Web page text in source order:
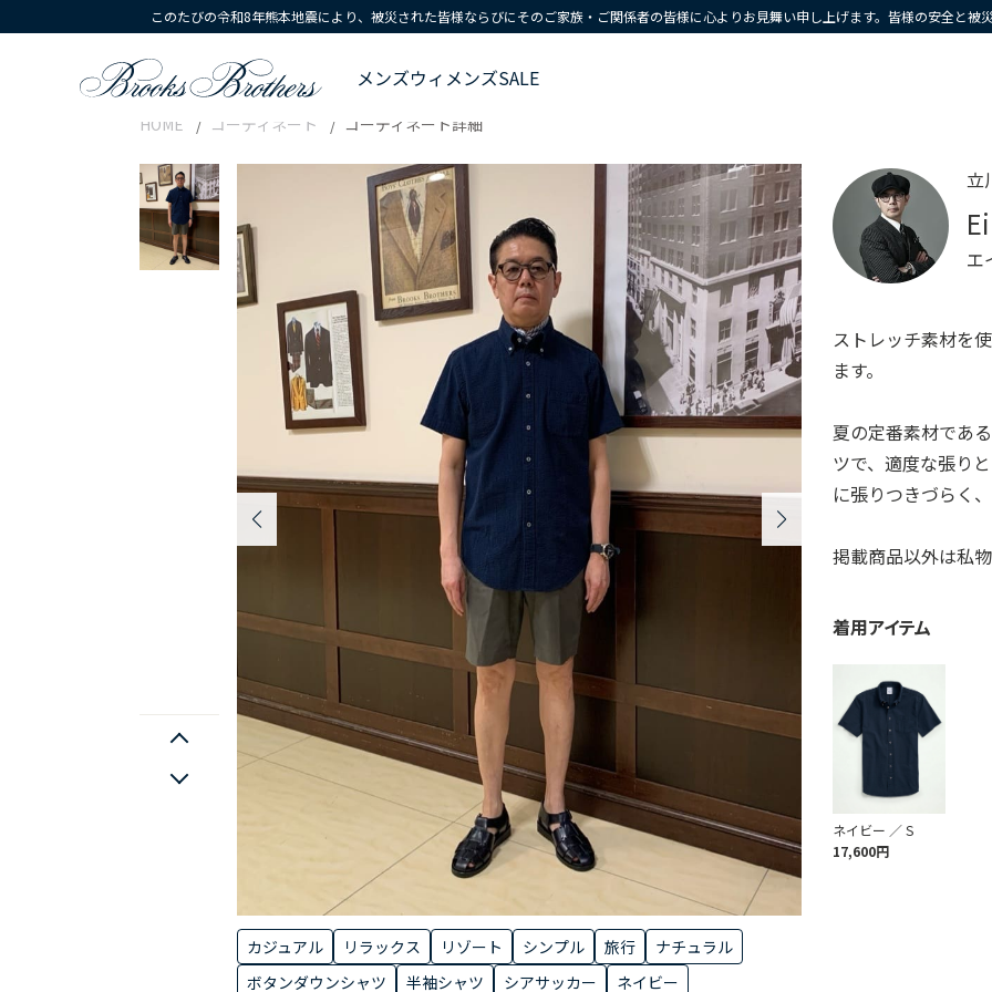
このたびの令和8年熊本地震により、被災された皆様ならびにそのご家族・ご関係者の皆様に心よりお見舞い申し上げます。皆様の安全と
メンズウィメンズSALE
HOME コーディネート コーディネート詳細
カジュアル リラックス リゾート シンプル 旅行
ナチュラル
ボタンダウンシャツ
半袖シャツ シアサッカー ネイビー
立
エ
ストレッチ素材を
ます。
夏の定番素材であ
ツで、適度な張り
に張りつきづらく
掲載商品以外は私
着用アイテム
ネイビー ／ S
17,600円